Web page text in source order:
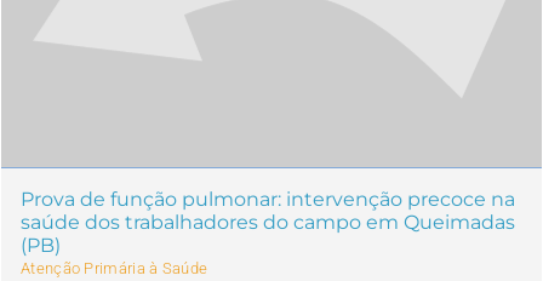
Prova de função pulmonar: intervenção precoce na
saúde dos trabalhadores do campo em Queimadas
(PB)
Atenção Primária à Saúde